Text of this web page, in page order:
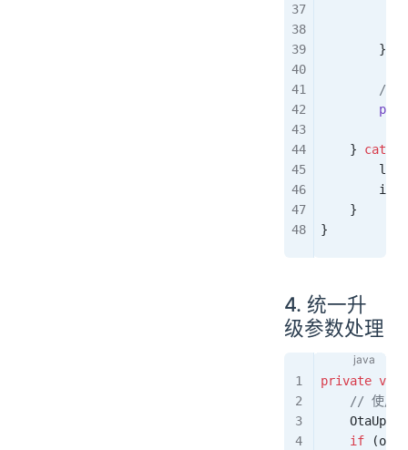
        }
//
    }
catch
        log
    }
}
4. 统一升
级参数处理
private void
// 使用
    if